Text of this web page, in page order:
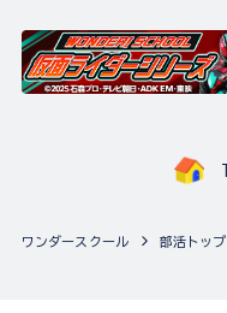
ワンダースクール 部活トップ